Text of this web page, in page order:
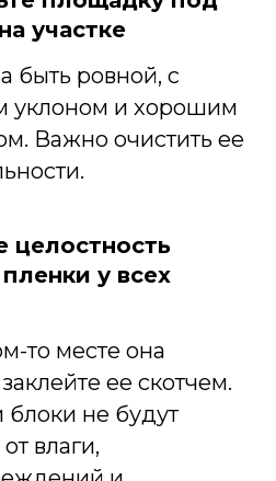
участке
быть ровной, с
уклоном и хорошим
Важно очистить ее
целостность
у всех
то месте она
ее скотчем.
блоки не будут
влаги,